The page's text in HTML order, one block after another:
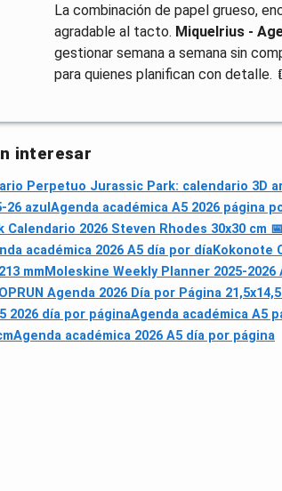
La combinación de papel grueso,
agradable al tacto. Miquelrius -
gestionar semana a semana sin
para quienes planifican con
interesar
Perpetuo Jurassic Park: calendario 3D
26 azulAgenda académica A5 2026 página
Calendario 2026 Steven Rhodes 30x30 cm 📅
académica 2026 A5 día por díaKokonote
mmMoleskine Weekly Planner 2025-2026
Agenda 2026 Día por Página
2026 día por páginaAgenda académica A5
Agenda académica 2026 A5 día por página